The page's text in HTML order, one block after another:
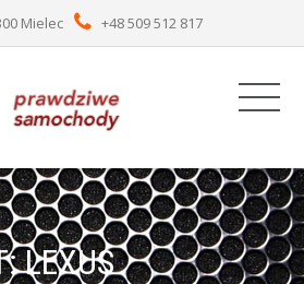
Mielec +48 509 512 817
LEXUS